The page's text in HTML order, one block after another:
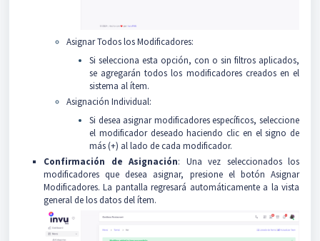
Asignar Todos los Modificadores:
Si selecciona esta opción, con o sin filtros aplicados,
se agregarán todos los modificadores creados en el
sistema al ítem.
Asignación Individual:
Si desea asignar modificadores específicos, seleccione
el modificador deseado haciendo clic en el signo de
más (+) al lado de cada modificador.
Confirmación de Asignación: Una vez seleccionados los
modificadores que desea asignar, presione el botón Asignar
Modificadores. La pantalla regresará automáticamente a la vista
general de los datos del ítem.